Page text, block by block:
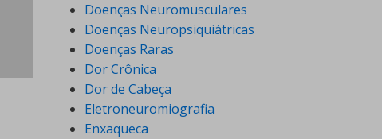
Doenças Neuromusculares
Doenças Neuropsiquiátricas
Doenças Raras
Dor Crônica
Dor de Cabeça
Eletroneuromiografia
Enxaqueca